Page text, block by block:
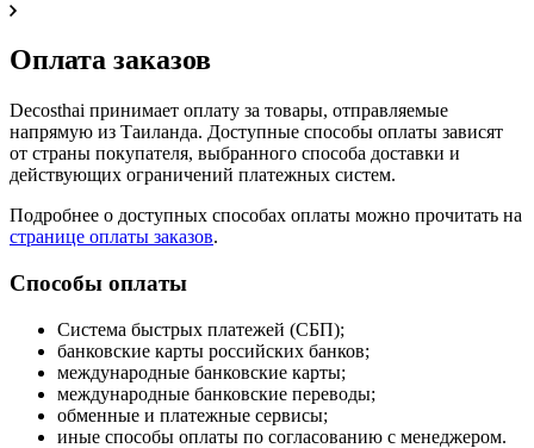
Оплата заказов
Decosthai принимает оплату за товары, отправляемые
напрямую из Таиланда. Доступные способы оплаты зависят
от страны покупателя, выбранного способа доставки и
действующих ограничений платежных систем.
Подробнее о доступных способах оплаты можно прочитать на
странице оплаты заказов.
Способы оплаты
Система быстрых платежей (СБП);
банковские карты российских банков;
международные банковские карты;
международные банковские переводы;
обменные и платежные сервисы;
иные способы оплаты по согласованию с менеджером.